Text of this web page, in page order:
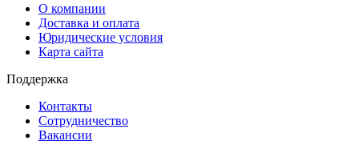
О компании
Доставка и оплата
Юридические условия
Карта сайта
Поддержка
Контакты
Сотрудничество
Вакансии